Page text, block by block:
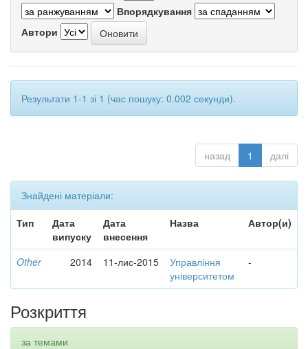
Впорядкування
Автори
Результати 1-1 зі 1 (час пошуку: 0.002 секунди).
назад 1 далі
Знайдені матеріали:
Тип
Дата
випуску
Дата
внесення
Назва Автор(и)
Other 2014 11-лис-2015
Управління
університетом
-
Розкриття
за темами